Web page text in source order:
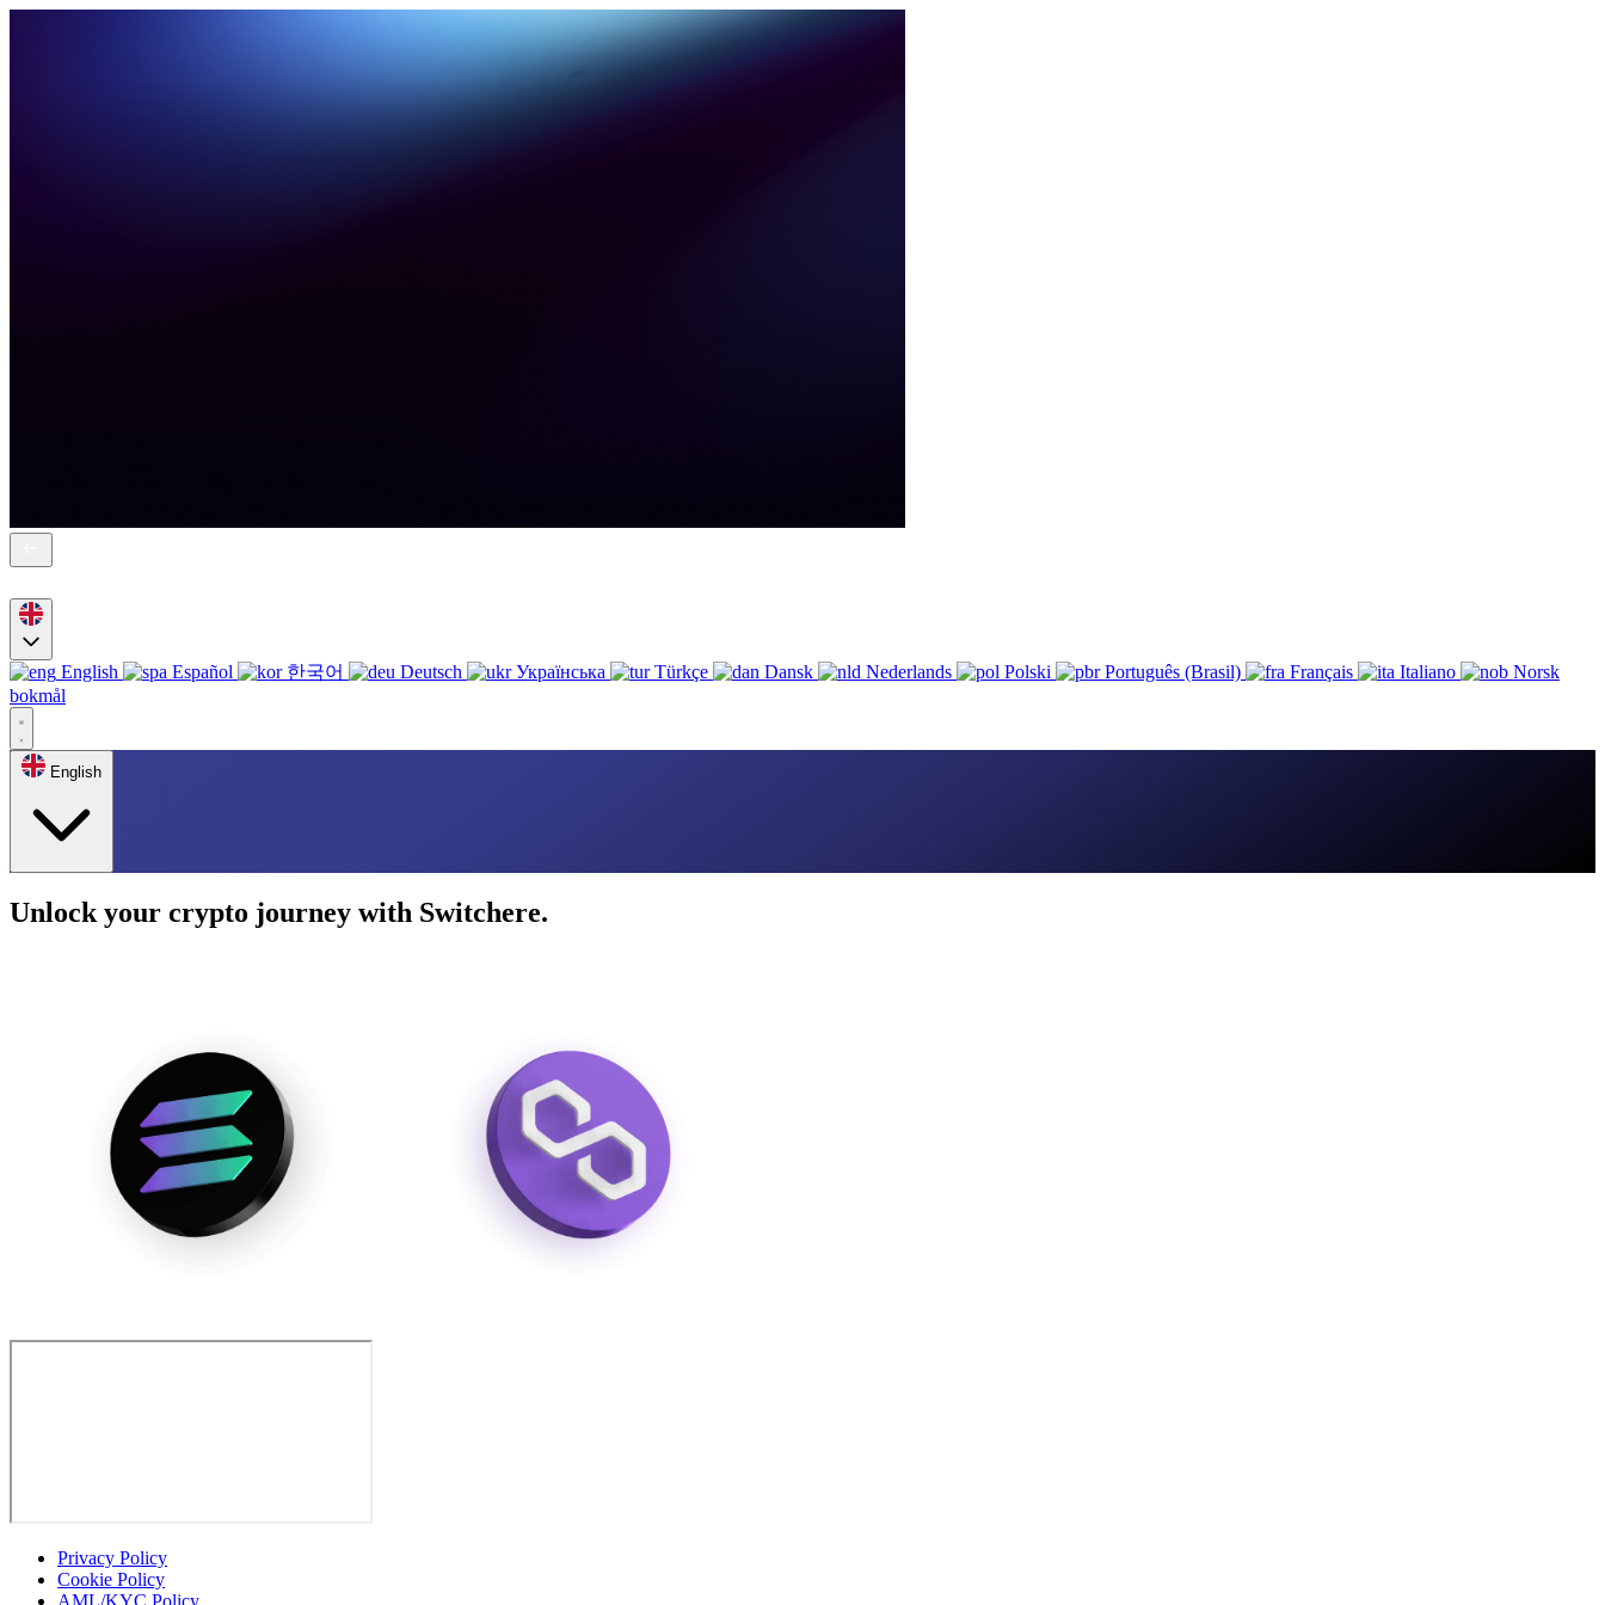
English Español 한국어 Deutsch Українська Türkçe Dansk Nederlands Polski Português (Brasil) Français Italiano
Norsk
bokmål
English
Unlock your crypto journey with Switchere.
Privacy Policy
Cookie Policy
AML/KYC Policy